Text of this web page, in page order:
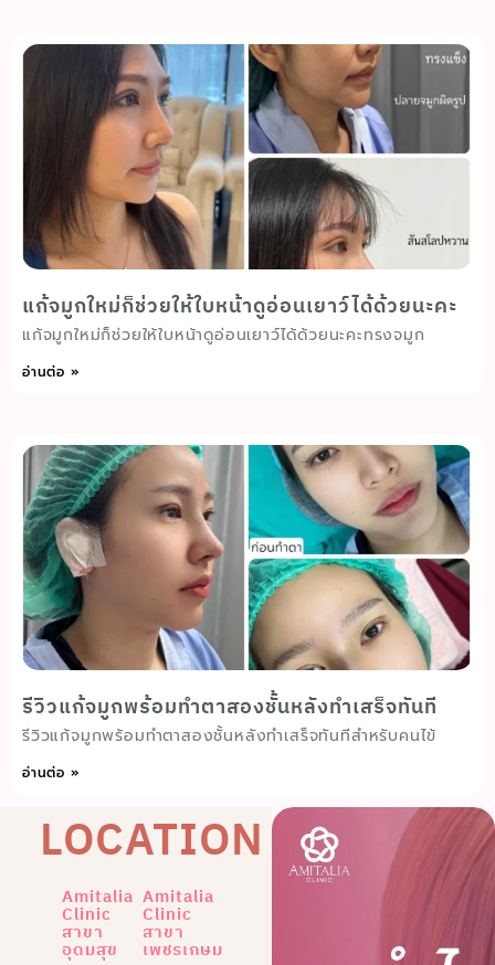
แก้จมูกใหม่ก็ช่วยให้ใบหน้าดูอ่อนเยาว์ได้ด้วยนะคะ
แก้จมูกใหม่ก็ช่วยให้ใบหน้าดูอ่อนเยาว์ได้ด้วยนะคะทรงจมูก
อ่านต่อ »
รีวิวแก้จมูกพร้อมทำตาสองชั้นหลังทำเสร็จทันที
รีวิวแก้จมูกพร้อมทำตาสองชั้นหลังทำเสร็จทันทีสำหรับคนไข้
อ่านต่อ »
LOCATION
Amitalia
Clinic
สาขา
อุดมสุข
Amitalia
Clinic
สาขา
เพชรเกษม